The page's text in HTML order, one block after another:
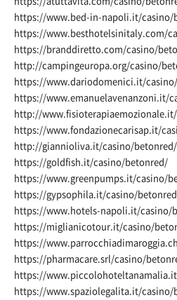
https://www.bed-in-napoli.it/casino/
https://www.besthotelsinitaly.com/
https://branddiretto.com/casino/
http://campingeuropa.org/casino/
https://www.dariodomenici.it/
https://www.emanuelavenanzoni.it/
http://
https://www.fondazionecarisap.it/
http://giannioliva.it/casino/betonred/
https://goldfish.it/casino/betonred/
https://www.greenpumps.it/casino/
https://gypsophila.it/casino/
https://www.hotels-napoli.it/casino/
https://miglianicotour.it/casino/
https://
https://pharmacare.srl/casino/
https://
https://www.spaziolegalita.it/casino/